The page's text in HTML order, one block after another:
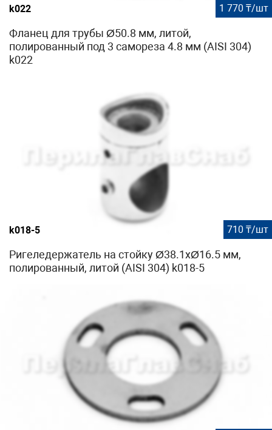
k022 1 770 ₸/шт
Фланец для трубы Ø50.8 мм, литой,
полированный под 3 самореза 4.8 мм (AISI 304)
k022
k018-5 710 ₸/шт
Ригеледержатель на стойку Ø38.1хØ16.5 мм,
полированный, литой (AISI 304) k018-5